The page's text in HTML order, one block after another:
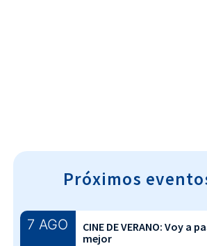
Próximos
7 AGO
CINE DE VERANO: Voy a
mejor